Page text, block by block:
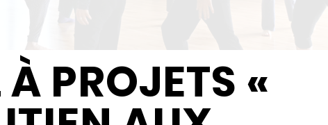
PROJETS «